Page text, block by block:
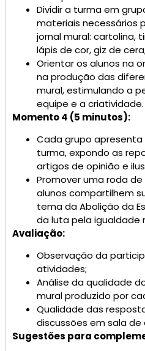
Dividir a turma em
materiais necessários
jornal mural: cartolina,
lápis de cor, giz de
Orientar os alunos na
na produção das
mural, estimulando a
equipe e a criatividade.
Momento 4 (5 minutos):
Cada grupo apresenta
turma, expondo as
artigos de opinião e
Promover uma roda
alunos compartilhem
tema da Abolição da
da luta pela igualdade
Avaliação:
Observação da
atividades;
Análise da qualidade
mural produzido por
Qualidade das
discussões em sala de
Sugestões para